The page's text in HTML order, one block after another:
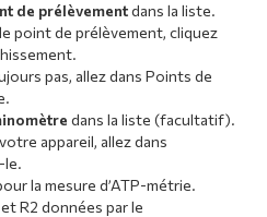
de prélèvementdans la liste.
point de prélèvement, cliquez
pas, allez dans Points de
dans la liste (facultatif).
appareil, allez dans
le.
la mesure d’ATP-métrie.
R2 données par le